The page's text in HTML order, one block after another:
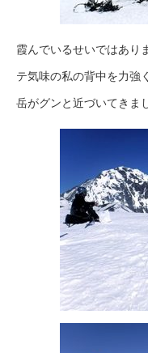
霞んでいるせいではあり
テ気味の私の背中を力強
岳がグンと近づいてきま